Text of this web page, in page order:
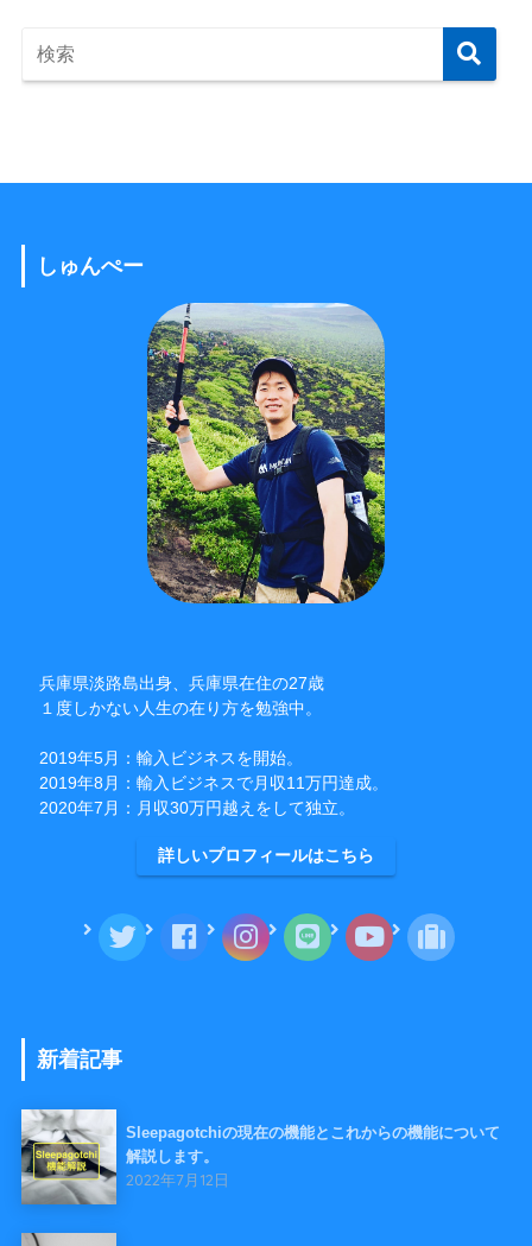
しゅんぺー
兵庫県淡路島出身、兵庫県在住の27歳
１度しかない人生の在り方を勉強中。
2019年5月：輸入ビジネスを開始。
2019年8月：輸入ビジネスで月収11万円達成。
2020年7月：月収30万円越えをして独立。
詳しいプロフィールはこちら
新着記事
Sleepagotchiの現在の機能とこれからの機能について
解説します。
2022年7月12日